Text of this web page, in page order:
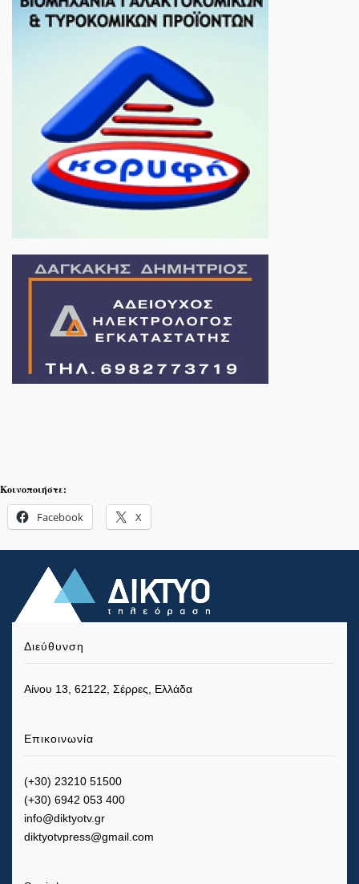
Κοινοποιήστε:
Facebook X
Διεύθυνση
Αίνου 13, 62122, Σέρρες, Ελλάδα
Επικοινωνία
(+30) 23210 51500
(+30) 6942 053 400
info@diktyotv.gr
diktyotvpress@gmail.com